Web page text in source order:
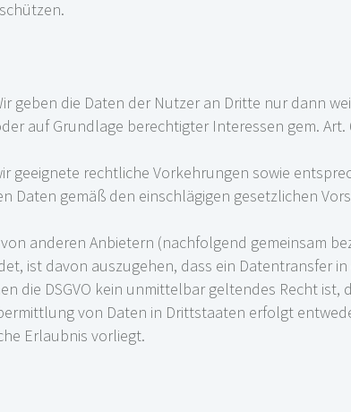
geben die Daten der Nutzer an Dritte nur dann
auf Grundlage berechtigter Interessen gem. Art.
geeignete rechtliche Vorkehrungen sowie
gemäß den einschlägigen gesetzlichen
anderen Anbietern (nachfolgend gemeinsam
ist davon auszugehen, dass ein Datentransfer in
die DSGVO kein unmittelbar geltendes Recht ist,
von Daten in Drittstaaten erfolgt
Erlaubnis vorliegt.